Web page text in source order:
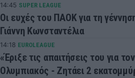
14:45 SUPER LEAGUE
Οι ευχές του ΠΑΟΚ για τη
Γιάννη Κωνσταντέλια
14:18 EUROLEAGUE
«Έριξε τις απαιτήσεις του για
Ολυμπιακός - Ζητάει 2